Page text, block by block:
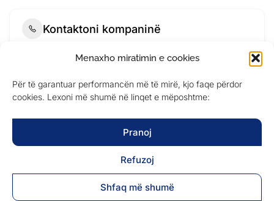
Menaxho miratimin e cookies
Për të garantuar performancën më të mirë, kjo faqe përdor
cookies. Lexoni më shumë në linqet e mëposhtme:
Pranoj
Refuzoj
Shfaq më shumë
Kontaktoni kompaninë